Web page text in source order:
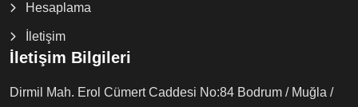
Hesaplama
İletişim
İletişim Bilgileri
Dirmil Mah. Erol Cümert Caddesi No:84 Bodrum / Muğla /